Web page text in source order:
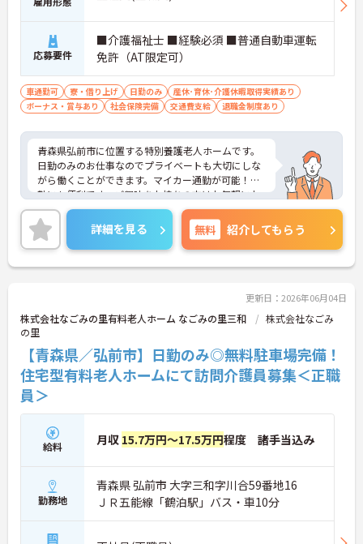
応募要件
■介護福祉士 ■経験必須 ■普通自動車運転
免許（AT限定可）
車通勤可 寮・借り上げ 日勤のみ
産休･育休･介護休暇取得実績あり
ボーナス・賞与あり
社会保険完備 交通費支給 退職金制度あり
青森県弘前市に位置する特別養護老人ホームです。
日勤のみのお仕事なのでプライベートも大切にしな
がら働くことができます。マイカー通勤が可能！通
勤にも便利です。ご興味をお持ちの方はお気軽にお
問い合わせください。
詳細を見る 無料 紹介してもらう
更新日：2026年06月04日
株式会社なごみの里有料老人ホーム なごみの里三和
株式会社なごみ
の里
【青森県／弘前市】日勤のみ◎無料駐車場完備！
住宅型有料老人ホームにて訪問介護員募集＜正職
員＞
給料 月収 15.7万円～17.5万円程度 諸手当込み
勤務地
青森県 弘前市 大字三和字川合59番地16
ＪＲ五能線「鶴泊駅」バス・車10分